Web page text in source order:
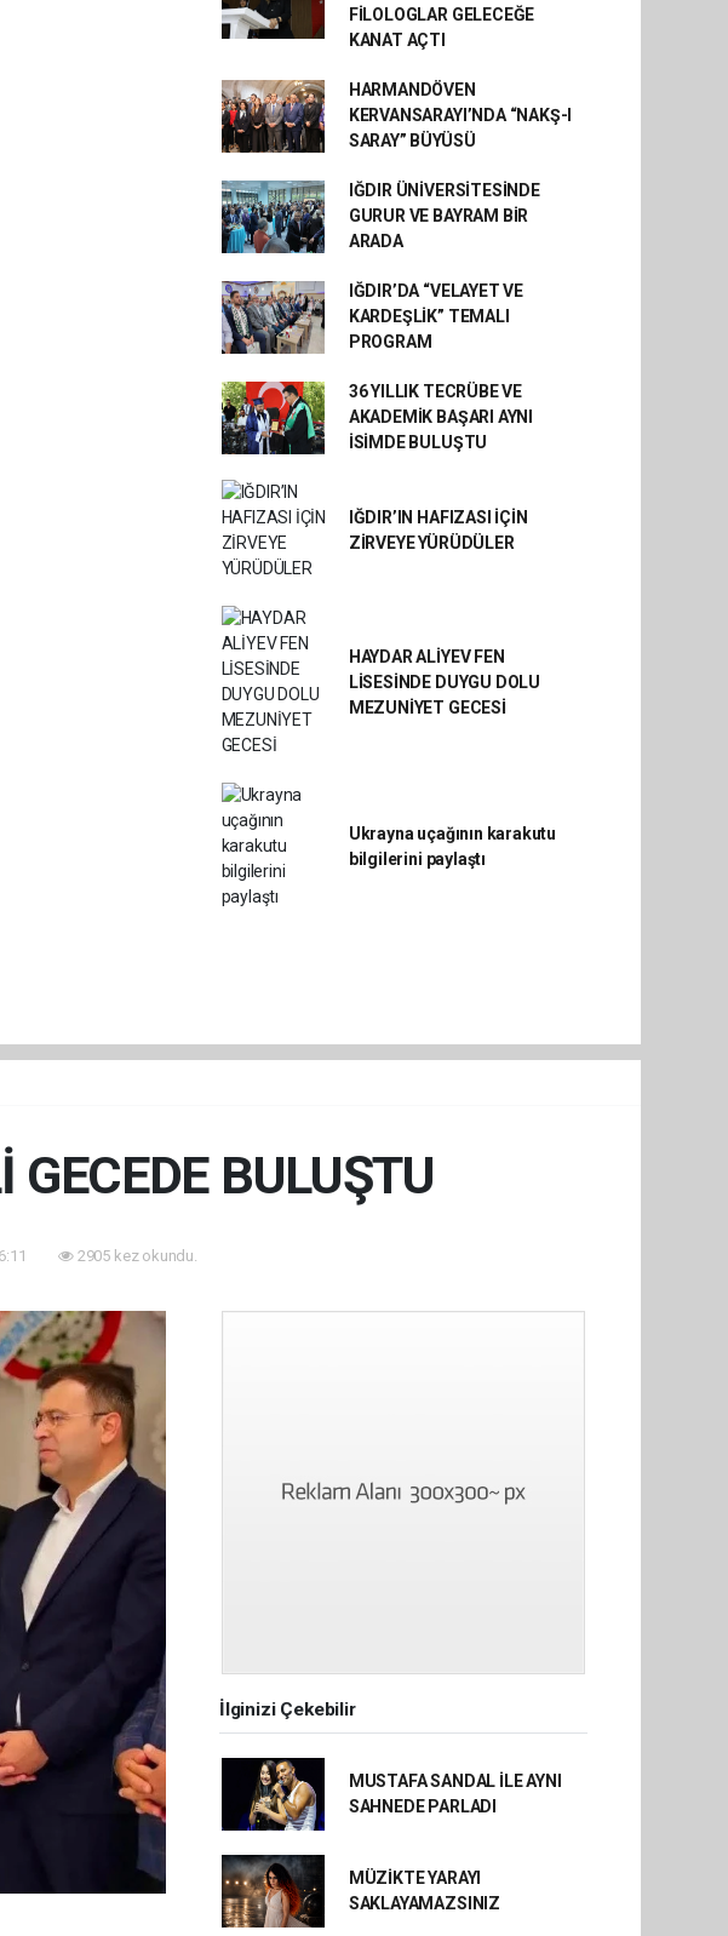
FİLOLOGLAR GELECEĞE
KANAT AÇTI
HARMANDÖVEN
KERVANSARAYI’NDA “NAKŞ-I
SARAY” BÜYÜSÜ
IĞDIR ÜNİVERSİTESİNDE
GURUR VE BAYRAM BİR
ARADA
IĞDIR’DA “VELAYET VE
KARDEŞLİK” TEMALI
PROGRAM
36 YILLIK TECRÜBE VE
AKADEMİK BAŞARI AYNI
İSİMDE BULUŞTU
IĞDIR’IN HAFIZASI İÇİN
ZİRVEYE YÜRÜDÜLER
HAYDAR ALİYEV FEN
LİSESİNDE DUYGU DOLU
MEZUNİYET GECESİ
Ukrayna uçağının karakutu
bilgilerini paylaştı
BULUŞTU
2905 kez okundu.
İlginizi Çekebilir
MUSTAFA SANDAL İLE AYNI
SAHNEDE PARLADI
MÜZİKTE YARAYI
SAKLAYAMAZSINIZ